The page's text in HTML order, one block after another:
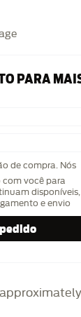
PARA
de compra. Nós
você para
disponíveis,
e envio